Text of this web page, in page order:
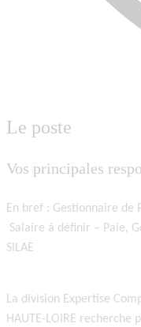
Le poste
Vos principales
En bref : Gestionnaire de
Salaire à définir – Paie,
SILAE
La division Expertise
HAUTE-LOIRE recherche